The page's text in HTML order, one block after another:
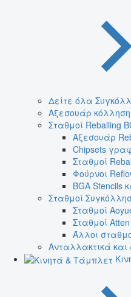
Δείτε όλα
Αξεσουάρ
Σταθμοί Reballing
Αξεσουάρ
Chipsets
Σταθμοί
Φούρνοι
BGA Stencils
Σταθμοί
Σταθμοί
Σταθμοί
Άλλοι
Ανταλλακτικά